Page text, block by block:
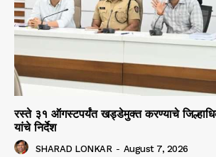
रस्ते ३१ ऑगस्टपर्यंत खड्डेमुक्त करण्याचे
यांचे निर्देश
SHARAD LONKAR - August 7, 2026